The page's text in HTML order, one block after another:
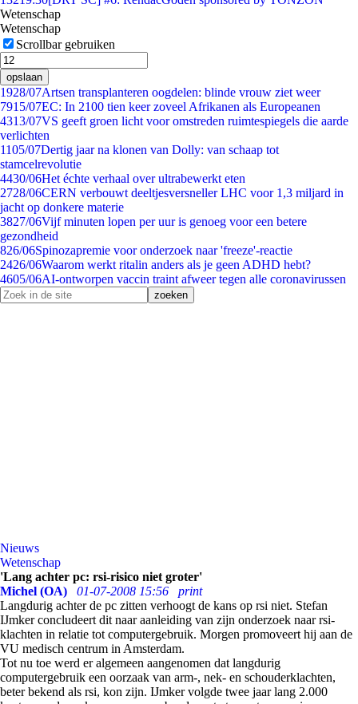
Wetenschap
Wetenschap
Scrollbar gebruiken
opslaan
1928/07Artsen transplanteren oogdelen: blinde vrouw ziet weer
7915/07EC: In 2100 tien keer zoveel Afrikanen als Europeanen
4313/07VS geeft groen licht voor omstreden ruimtespiegels die aarde
verlichten
1105/07Dertig jaar na klonen van Dolly: van schaap tot
stamcelrevolutie
4430/06Het échte verhaal over ultrabewerkt eten
2728/06CERN verbouwt deeltjesversneller LHC voor 1,3 miljard in
jacht op donkere materie
3827/06Vijf minuten lopen per uur is genoeg voor een betere
gezondheid
826/06Spinozapremie voor onderzoek naar 'freeze'-reactie
2426/06Waarom werkt ritalin anders als je geen ADHD hebt?
4605/06AI-ontworpen vaccin traint afweer tegen alle coronavirussen
Nieuws
Wetenschap
'Lang achter pc: rsi-risico niet groter'
Michel (OA)
01-07-2008 15:56
print
Langdurig achter de pc zitten verhoogt de kans op rsi niet. Stefan
IJmker concludeert dit naar aanleiding van zijn onderzoek naar rsi-
klachten in relatie tot computergebruik. Morgen promoveert hij aan de
VU medisch centrum in Amsterdam.
Tot nu toe werd er algemeen aangenomen dat langdurig
computergebruik een oorzaak van arm-, nek- en schouderklachten,
beter bekend als rsi, kon zijn. IJmker volgde twee jaar lang 2.000